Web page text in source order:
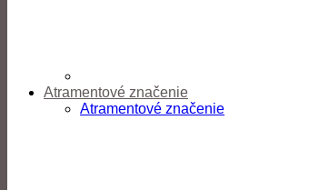
Atramentové značenie
Atramentové značenie